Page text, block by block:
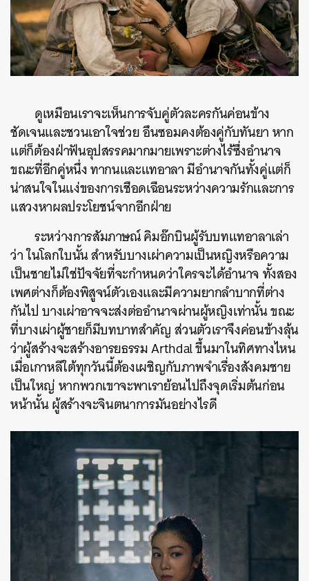
ดูเหมือนเราจะเห็นการจับคู่ตัวละครกันค่อนข้าง
ชัดเจนและชวนเอาใจช่วย อึนซอมคงต้องคู่กับทันยา หาก
แต่ก็ต้องฝ่าฟันอุปสรรคมากมายเพราะต่างไร้ซึ่งอำนาจ
ขณะที่อีกคู่หนึ่ง ทากนและแทอาลา มีอำนาจกันทั้งคู่แต่ก็
น่าสนใจในแง่ของการเชือดเฉือนระหว่างความรักและการ
แสวงหาผลประโยชน์จากอีกฝ่าย
ระหว่างการสัมภาษณ์ คิมอ๊กบินผู้รับบทแทอาลาเล่า
ว่า ในโลกใบนั้น สำหรับบางเผ่าความเป็นหญิงหรือความ
เป็นชายไม่ใช่ปัจจัยที่จะกำหนดว่าใครจะได้อำนาจ ทั้งสอง
เพศต่างก็ต้องพิสูจน์ตัวเองและมีความยากลำบากที่ต่าง
กันไป บางเผ่าอาจจะส่งต่ออำนาจผ่านผู้หญิงเท่านั้น ขณะ
ที่บางเผ่าผู้ชายก็มีบทบาทสำคัญ ส่วนตัวเราจึงค่อนข้างลุ้น
ว่าผู้สร้างจะสร้างอารยธรรม Arthdal ขึ้นมาในทิศทางไหน
เมื่อเกาหลีใต้ทุกวันนี้ต้องเผชิญกับภาพจำเรื่องสังคมชาย
เป็นใหญ่ หากพวกเขาจะพาเราย้อนไปถึงจุดเริ่มต้นก่อน
หน้านั้น ผู้สร้างจะจินตนาการมันอย่างไรดี